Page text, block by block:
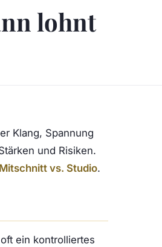
lohnt
Klang, Spannung
und Risiken.
vs. Studio.
ein kontrolliertes